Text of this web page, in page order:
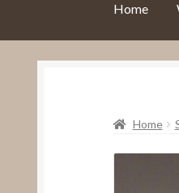
Home
Home